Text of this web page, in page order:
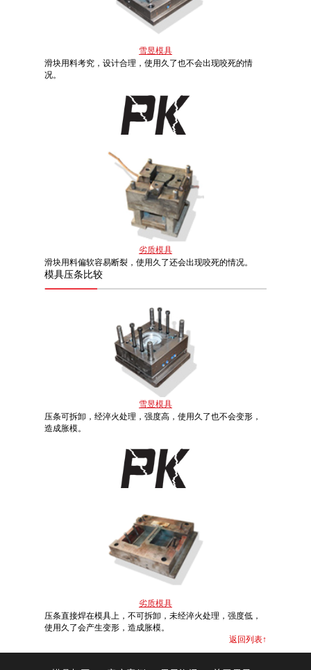
雪昱模具
滑块用料考究，设计合理，使用久了也不会出现咬死的情
况。
劣质模具
滑块用料偏软容易断裂，使用久了还会出现咬死的情况。
模具压条比较
雪昱模具
压条可拆卸，经淬火处理，强度高，使用久了也不会变形，
造成胀模。
劣质模具
压条直接焊在模具上，不可拆卸，未经淬火处理，强度低，
使用久了会产生变形，造成胀模。
返回列表↑